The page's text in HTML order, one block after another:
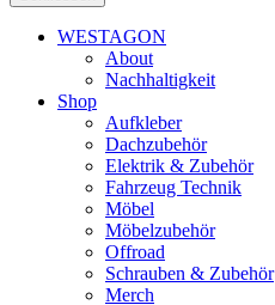
WESTAGON
About
Nachhaltigkeit
Shop
Aufkleber
Dachzubehör
Elektrik & Zubehör
Fahrzeug Technik
Möbel
Möbelzubehör
Offroad
Schrauben & Zubehör
Merch